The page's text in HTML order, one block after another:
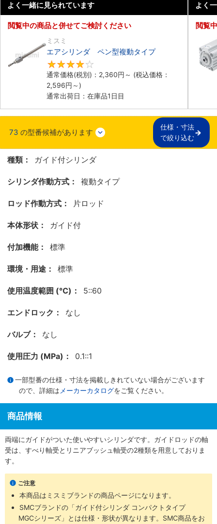
よく一緒に見られています
閲覧中の商品と併せてご検討ください
ミスミ
エアシリンダ ペン型複動タイプ
通常価格(税別)： 2,360円 ～ (税込価格：
2,596円 ～)
通常出荷日：在庫品1日目
よく
閲覧
73 の型番候補があります
仕様・寸法
で絞り込む
種類： ガイド付シリンダ
シリンダ作動方式： 複動タイプ
ロッド作動方式： 片ロッド
本体形状： ガイド付
付加機能： 標準
環境・用途： 標準
使用温度範囲 (℃)： 5::60
エンドロック： なし
バルブ： なし
使用圧力 (MPa)： 0.1::1
一部型番の仕様・寸法を掲載しきれていない場合がございます
ので、詳細は メーカーカタログをご覧ください。
商品情報
両端にガイドがついた使いやすいシリンダです。ガイドロッドの軸
受は、すべり軸受とリニアブッシュ軸受の2種類を用意しておりま
す。
ご注意
本商品はミスミブランドの商品ページになります。
SMCブランドの「ガイド付シリンダ コンパクトタイプ
MGCシリーズ」とは仕様・形状が異なります。SMC商品をお